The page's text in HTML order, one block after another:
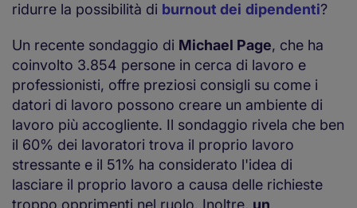
ridurre la possibilità di burnout dei dipendenti?
Un recente sondaggio di Michael Page, che ha
coinvolto 3.854 persone in cerca di lavoro e
professionisti, offre preziosi consigli su come i
datori di lavoro possono creare un ambiente di
lavoro più accogliente. Il sondaggio rivela che ben
il 60% dei lavoratori trova il proprio lavoro
stressante e il 51% ha considerato l'idea di
lasciare il proprio lavoro a causa delle richieste
troppo opprimenti nel ruolo. Inoltre, un